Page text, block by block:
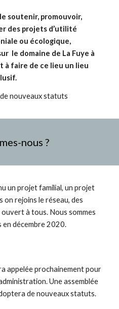
soutenir, promouvoir,
des projets d’utilité
ou écologique,
le domaine de La Fuye à
faire de ce lieu un lieu
nouveaux statuts
nous ?
un projet familial, un projet
on rejoins le réseau, des
à tous. Nous sommes
en décembre 2020.
appelée prochainement pour
Une assemblée
de nouveaux statuts.